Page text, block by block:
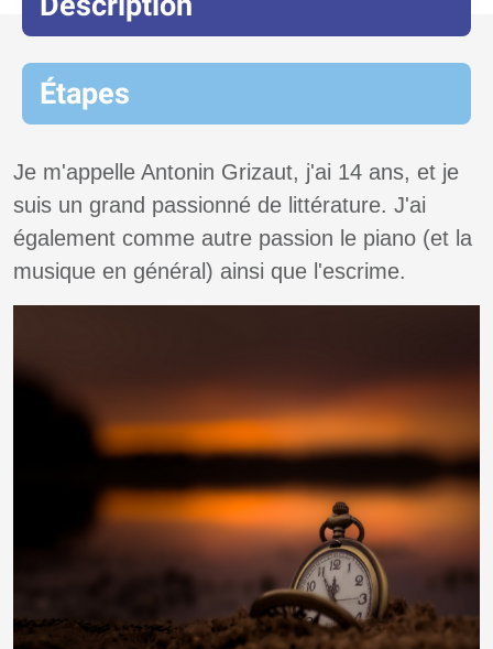
Étapes
Je m'appelle Antonin Grizaut, j'ai 14 ans, et je
suis un grand passionné de littérature. J'ai
également comme autre passion le piano (et la
musique en général) ainsi que l'escrime.